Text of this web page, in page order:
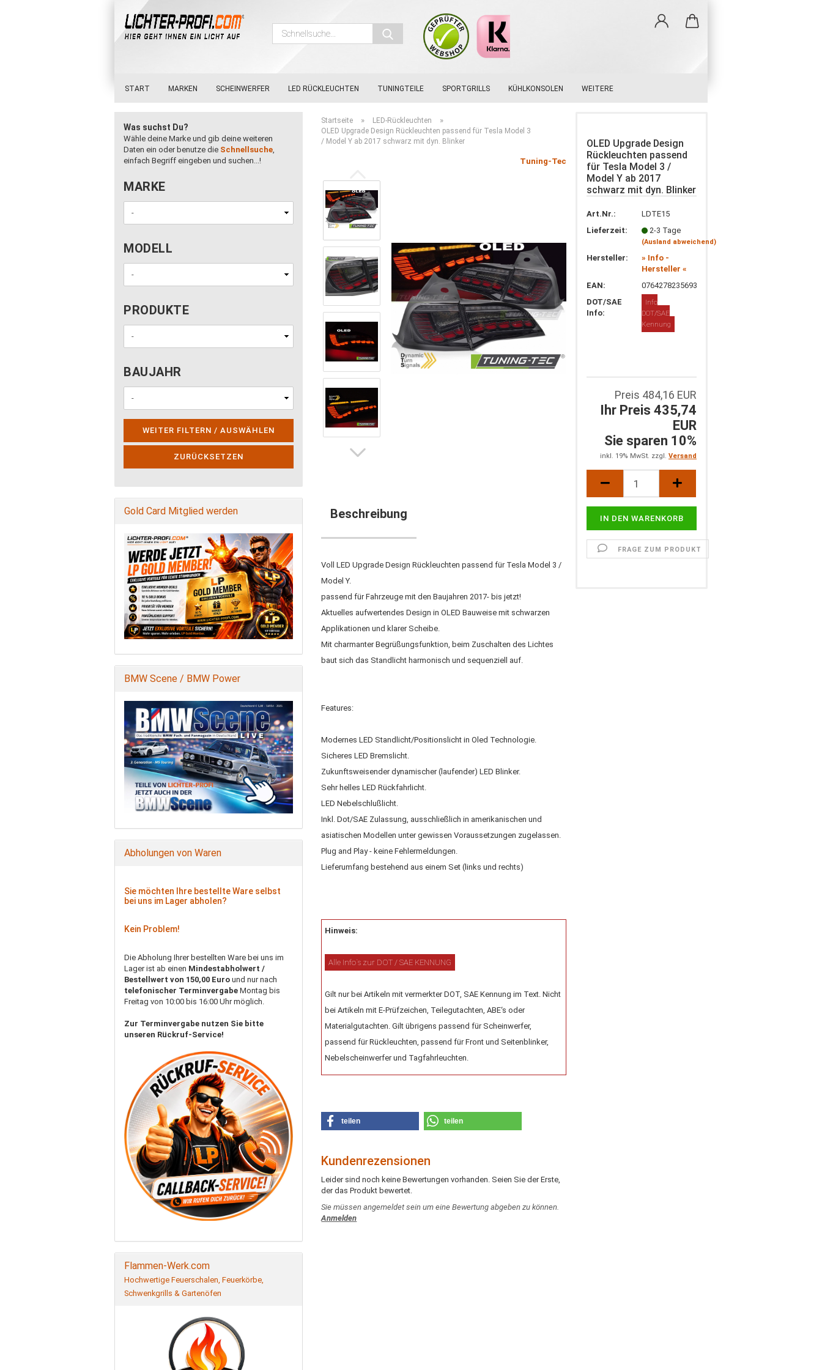
Schnellsuche...
START MARKEN SCHEINWERFER LED RÜCKLEUCHTEN TUNINGTEILE SPORTGRILLS KÜHLKONSOLEN WEITERE
Startseite » LED-Rückleuchten »
OLED Upgrade Design Rückleuchten passend für Tesla Model 3
/ Model Y ab 2017 schwarz mit dyn. Blinker
Tuning-Tec
OLED Upgrade Design
Rückleuchten passend
für Tesla Model 3 /
Model Y ab 2017
schwarz mit dyn. Blinker
Art.Nr.:
LDTE15
Lieferzeit:
2-3 Tage
(Ausland abweichend)
Hersteller:
» Info -
Hersteller «
EAN:
0764278235693
DOT/SAE
Info:
Info
DOT/SAE
Kennung
Preis 484,16 EUR
Ihr Preis 435,74
EUR
Sie sparen 10%
inkl. 19% MwSt. zzgl. Versand
FRAGE ZUM PRODUKT
Beschreibung
Voll LED Upgrade Design Rückleuchten passend für Tesla Model 3 /
Model Y.
passend für Fahrzeuge mit den Baujahren 2017- bis jetzt!
Aktuelles aufwertendes Design in OLED Bauweise mit schwarzen
Applikationen und klarer Scheibe.
Mit charmanter Begrüßungsfunktion, beim Zuschalten des Lichtes
baut sich das Standlicht harmonisch und sequenziell auf.
Features:
Modernes LED Standlicht/Positionslicht in Oled Technologie.
Sicheres LED Bremslicht.
Zukunftsweisender dynamischer (laufender) LED Blinker.
Sehr helles LED Rückfahrlicht.
LED Nebelschlußlicht.
Inkl. Dot/SAE Zulassung, ausschließlich in amerikanischen und
asiatischen Modellen unter gewissen Voraussetzungen zugelassen.
Plug and Play - keine Fehlermeldungen.
Lieferumfang bestehend aus einem Set (links und rechts)
Hinweis:
Alle Info`s zur DOT / SAE KENNUNG
Gilt nur bei Artikeln mit vermerkter DOT, SAE Kennung im Text. Nicht
bei Artikeln mit E-Prüfzeichen, Teilegutachten, ABE‘s oder
Materialgutachten. Gilt übrigens passend für Scheinwerfer,
passend für Rückleuchten, passend für Front und Seitenblinker,
Nebelscheinwerfer und Tagfahrleuchten.
teilen teilen
Kundenrezensionen
Leider sind noch keine Bewertungen vorhanden. Seien Sie der Erste,
der das Produkt bewertet.
Sie müssen angemeldet sein um eine Bewertung abgeben zu können.
Anmelden
Was suchst Du?
Wähle deine Marke und gib deine weiteren
Daten ein oder benutze die Schnellsuche,
einfach Begriff eingeben und suchen...!
MARKE
MARKE
MODELL
MODELL
PRODUKTE
PRODUKTE
BAUJAHR
BAUJAHR
WEITER FILTERN / AUSWÄHLEN
ZURÜCKSETZEN
Gold Card Mitglied werden
BMW Scene / BMW Power
Abholungen von Waren
Sie möchten Ihre bestellte Ware selbst
bei uns im Lager abholen?
Kein Problem!
Die Abholung Ihrer bestellten Ware bei uns im
Lager ist ab einen Mindestabholwert /
Bestellwert von 150,00 Euro und nur nach
telefonischer Terminvergabe Montag bis
Freitag von 10:00 bis 16:00 Uhr möglich.
Zur Terminvergabe nutzen Sie bitte
unseren Rückruf-Service!
Flammen-Werk.com
Hochwertige Feuerschalen, Feuerkörbe,
Schwenkgrills & Gartenöfen